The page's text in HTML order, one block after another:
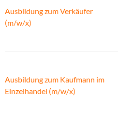
Ausbildung zum Verkäufer
(m/w/x)
Ausbildung zum Kaufmann im
Einzelhandel (m/w/x)